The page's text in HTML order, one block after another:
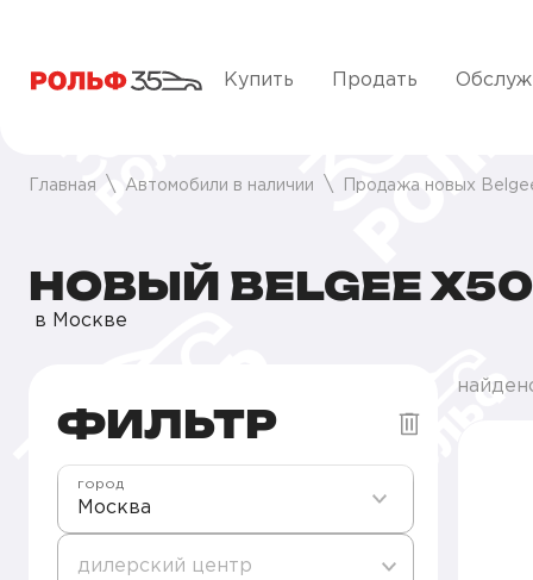
Купить Продать
Главная Автомобили в наличии Продажа новых
НОВЫЙ BELGEE X50
в Москве
ФИЛЬТР
Москва
город
дилерский центр